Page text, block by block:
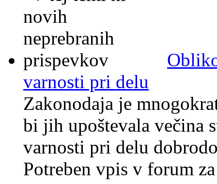
varnosti pri delu
Zakonodaja je
bi jih upoštevala večina
varnosti pri delu
Potreben vpis v forum